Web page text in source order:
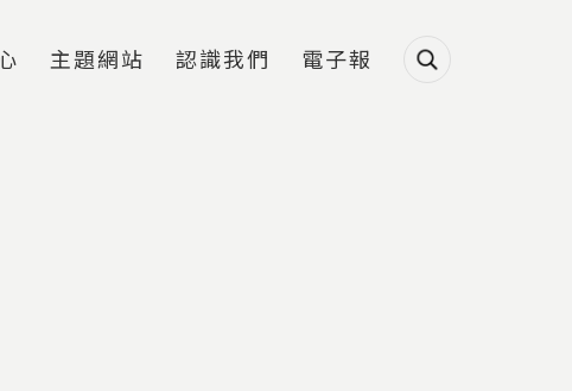
主題網站 認識我們 電子報